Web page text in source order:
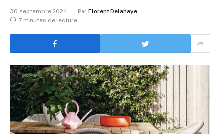
30 septembre 2024 Par Florent Delahaye
7 minutes de lecture